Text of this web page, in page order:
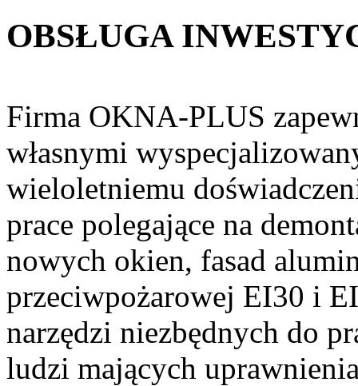
OBSŁUGA
Firma OKNA-PLUS
własnymi
wieloletniemu
prace polegające na
nowych okien, fasad
przeciwpożarowej EI30 i
narzędzi niezbędnych do
ludzi mających